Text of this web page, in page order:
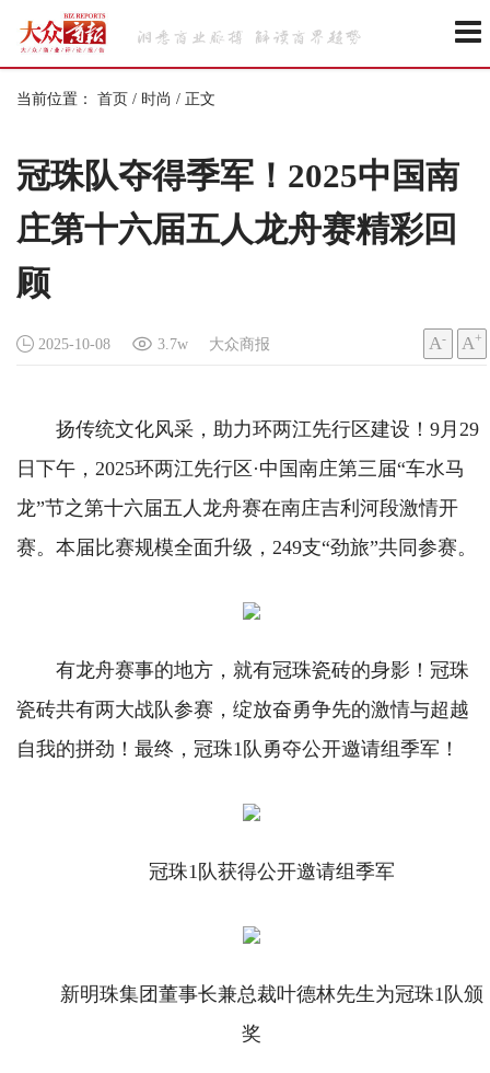
当前位置： 首页 / 时尚 / 正文
冠珠队夺得季军！2025中国南
庄第十六届五人龙舟赛精彩回
顾
2025-10-08 3.7w 大众商报 A- A+
扬传统文化风采，助力环两江先行区建设！9月29
日下午，2025环两江先行区·中国南庄第三届“车水马
龙”节之第十六届五人龙舟赛在南庄吉利河段激情开
赛。本届比赛规模全面升级，249支“劲旅”共同参赛。
有龙舟赛事的地方，就有冠珠瓷砖的身影！冠珠
瓷砖共有两大战队参赛，绽放奋勇争先的激情与超越
自我的拼劲！最终，冠珠1队勇夺公开邀请组季军！
冠珠1队获得公开邀请组季军
新明珠集团董事长兼总裁叶德林先生为冠珠1队颁
奖